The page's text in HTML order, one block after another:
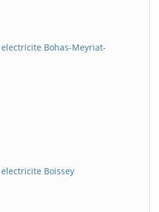
Bohas-Meyriat-
Boissey